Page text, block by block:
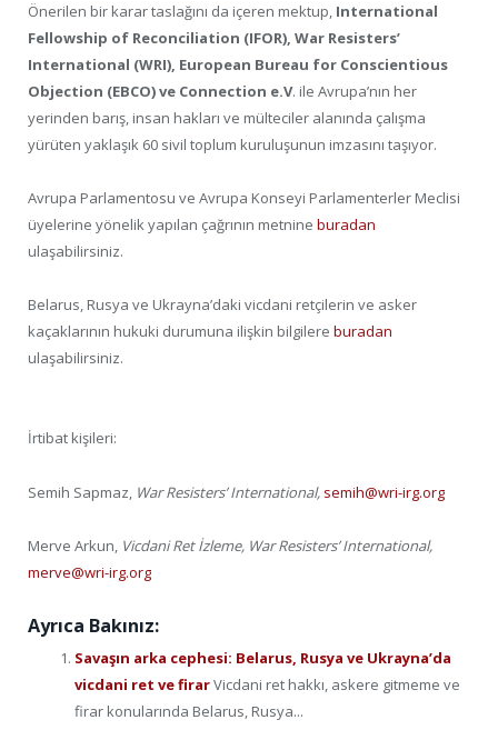
Önerilen bir karar taslağını da içeren mektup, International
Fellowship of Reconciliation (IFOR), War Resisters’
International (WRI), European Bureau for Conscientious
Objection (EBCO) ve Connection e.V. ile Avrupa’nın her
yerinden barış, insan hakları ve mülteciler alanında çalışma
yürüten yaklaşık 60 sivil toplum kuruluşunun imzasını taşıyor.
Avrupa Parlamentosu ve Avrupa Konseyi Parlamenterler Meclisi
üyelerine yönelik yapılan çağrının metnine buradan
ulaşabilirsiniz.
Belarus, Rusya ve Ukrayna’daki vicdani retçilerin ve asker
kaçaklarının hukuki durumuna ilişkin bilgilere buradan
ulaşabilirsiniz.
İrtibat kişileri:
Semih Sapmaz, War Resisters’ International, semih@wri-irg.org
Merve Arkun, Vicdani Ret İzleme, War Resisters’ International,
merve@wri-irg.org
Ayrıca Bakınız:
Savaşın arka cephesi: Belarus, Rusya ve Ukrayna’da
vicdani ret ve firarVicdani ret hakkı, askere gitmeme ve
firar konularında Belarus, Rusya...